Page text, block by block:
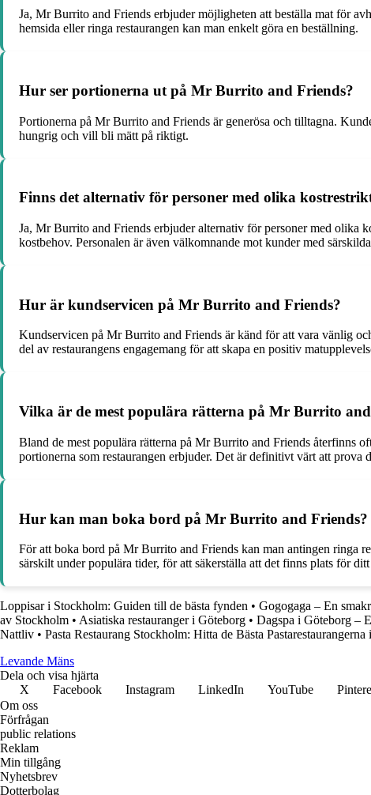
Ja, Mr Burrito and Friends erbjuder möjligheten att beställa mat för
hemsida eller ringa restaurangen kan man enkelt göra en beställning.
Hur ser portionerna ut på Mr Burrito and Friends?
Portionerna på Mr Burrito and Friends är generösa och tilltagna.
hungrig och vill bli mätt på riktigt.
Finns det alternativ för personer med olika
Ja, Mr Burrito and Friends erbjuder alternativ för personer med olika
kostbehov. Personalen är även välkomnande mot kunder med
Hur är kundservicen på Mr Burrito and Friends?
Kundservicen på Mr Burrito and Friends är känd för att vara vänlig
del av restaurangens engagemang för att skapa en positiv
Vilka är de mest populära rätterna på Mr Burrito
Bland de mest populära rätterna på Mr Burrito and Friends återfinns
portionerna som restaurangen erbjuder. Det är definitivt värt att prova
Hur kan man boka bord på Mr Burrito and Friends?
För att boka bord på Mr Burrito and Friends kan man antingen ringa
särskilt under populära tider, för att säkerställa att det finns plats för
Loppisar i Stockholm: Guiden till de bästa fynden • Gogogaga – En
av Stockholm • Asiatiska restauranger i Göteborg • Dagspa i Göteborg –
Nattliv • Pasta Restaurang Stockholm: Hitta de Bästa Pastarestaurangerna
Levande Mäns
Dela och visa hjärta
X
Facebook Instagram LinkedIn YouTube
Om oss
Förfrågan
public relations
Reklam
Min tillgång
Nyhetsbrev
Dotterbolag